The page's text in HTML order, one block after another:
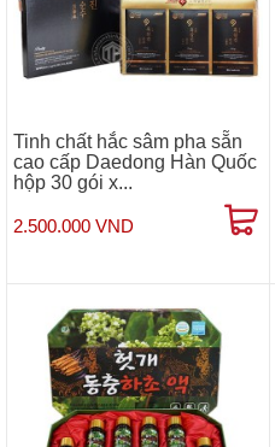
Tinh chất hắc sâm pha sẵn
cao cấp Daedong Hàn Quốc
hộp 30 gói x...
2.500.000 VND